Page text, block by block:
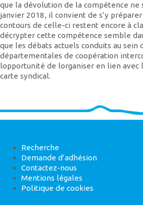
que la dévolution de la compétence ne
janvier 2018, il convient de s’y
contours de celle-ci restent encore à
décrypter cette compétence semble
que les débats actuels conduits au sein
départementales de coopération
lopportunité de lorganiser en lien avec
carte syndical.
Recherche
Demande d’adhésion
Contactez-nous
Mentions légales
Politique de cookies